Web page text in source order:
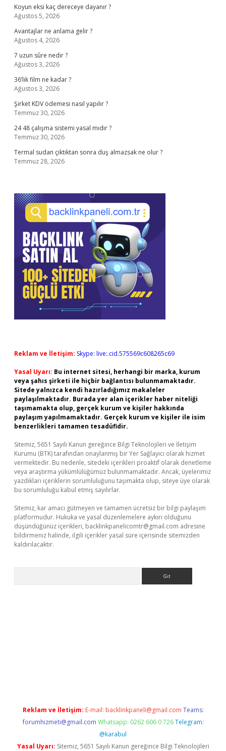
Koyun eksi kaç dereceye dayanır ?
Ağustos 5, 2026
Avantajlar ne anlama gelir ?
Ağustos 4, 2026
7 uzun sûre nedir ?
Ağustos 3, 2026
36’lık film ne kadar ?
Ağustos 3, 2026
Şirket KDV ödemesi nasıl yapılır ?
Temmuz 30, 2026
24 48 çalışma sistemi yasal mıdır ?
Temmuz 30, 2026
Termal sudan çıktıktan sonra duş almazsak ne olur ?
Temmuz 28, 2026
Reklam ve İletişim: Skype: live:.cid.575569c608265c69
Yasal Uyarı: Bu internet sitesi, herhangi bir marka, kurum
veya şahıs şirketi ile hiçbir bağlantısı bulunmamaktadır.
Sitede yalnızca kendi hazırladığımız makaleler
paylaşılmaktadır. Burada yer alan içerikler haber niteliği
taşımamakta olup, gerçek kurum ve kişiler hakkında
paylaşım yapılmamaktadır. Gerçek kurum ve kişiler ile isim
benzerlikleri tamamen tesadüfidir.
Sitemiz, 5651 Sayılı Kanun gereğince Bilgi Teknolojileri ve İletişim
Kurumu (BTK) tarafından onaylanmış bir Yer Sağlayıcı olarak hizmet
vermektedir. Bu nedenle, sitedeki içerikleri proaktif olarak denetleme
veya araştırma yükümlülüğümüz bulunmamaktadır. Ancak, üyelerimiz
yazdıkları içeriklerin sorumluluğunu taşımakta olup, siteye üye olarak
bu sorumluluğu kabul etmiş sayılırlar.
Sitemiz, kar amacı gütmeyen ve tamamen ücretsiz bir bilgi paylaşım
platformudur. Hukuka ve yasal düzenlemelere aykırı olduğunu
düşündüğünüz içerikleri, backlinkpanelicomtr@gmail.com adresine
bildirmeniz halinde, ilgili içerikler yasal süre içerisinde sitemizden
kaldırılacaktır.
Reklam ve İletişim: E-mail: backlinkpaneli@gmail.com Teams:
forumhizmeti@gmail.com Whatsapp: 0262 606 0 726 Telegram:
@karabul
Yasal Uyarı: Sitemiz, 5651 Sayılı Kanun gereğince Bilgi Teknolojileri